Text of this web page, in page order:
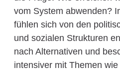
vom System abwenden?
fühlen sich von den
und sozialen Strukturen
nach Alternativen und
intensiver mit Themen